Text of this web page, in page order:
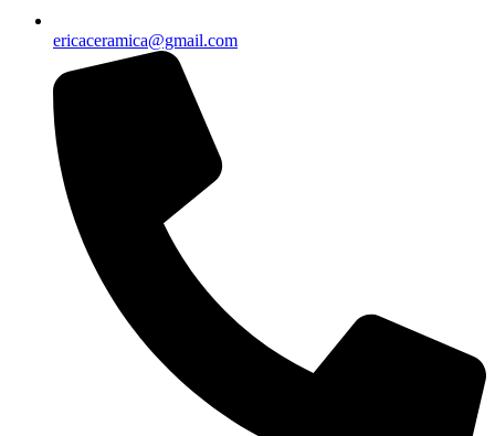
ericaceramica@gmail.com